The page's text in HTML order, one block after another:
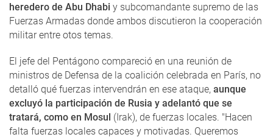
heredero de Abu Dhabi y subcomandante supremo de las
Fuerzas Armadas donde ambos discutieron la cooperación
militar entre otos temas.
El jefe del Pentágono compareció en una reunión de
ministros de Defensa de la coalición celebrada en París, no
detalló qué fuerzas intervendrán en ese ataque, aunque
excluyó la participación de Rusia y adelantó que se
tratará, como en Mosul (Irak), de fuerzas locales. "Hacen
falta fuerzas locales capaces y motivadas. Queremos